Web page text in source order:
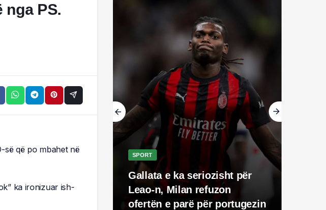
nga PS.
së që po mbahet në
ka ironizuar ish-
SPORT
Gallata e ka seriozisht për
Leao-n, Milan refuzon
ofertën e parë për portugezin